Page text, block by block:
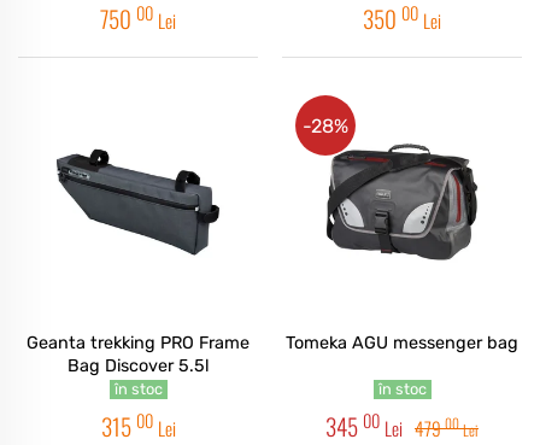
750 00 Lei 350 00 Lei
Geanta trekking PRO Frame
Bag Discover 5.5l
în stoc
315 00 Lei
Tomeka AGU messenger bag
în stoc
345 00 Lei 47900Lei
-28%